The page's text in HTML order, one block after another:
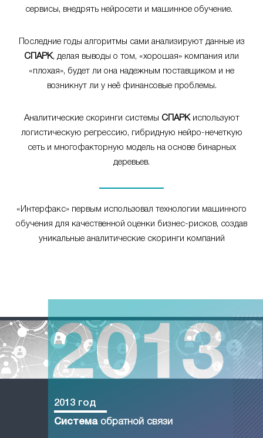
сервисы, внедрять нейросети и машинное обучение.
Последние годы алгоритмы сами анализируют данные из
СПАРК, делая выводы о том, «хорошая» компания или
«плохая», будет ли она надежным поставщиком и не
возникнут ли у неё финансовые проблемы.
Аналитические скоринги системы СПАРКиспользуют
логистическую регрессию, гибридную нейро-нечеткую
сеть и многофакторную модель на основе бинарных
деревьев.
«Интерфакс» первым использовал технологии машинного
обучения для качественной оценки бизнес-рисков, создав
уникальные аналитические скоринги компаний
2013 год
Системаобратной связи